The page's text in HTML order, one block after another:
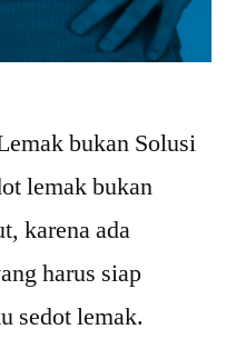
bukan Solusi
lemak bukan
karena ada
harus siap
sedot lemak.